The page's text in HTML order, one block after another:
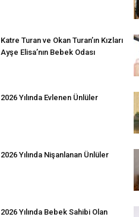
Katre Turan ve Okan Turan’ın Kızları
Ayşe Elisa’nın Bebek Odası
2026 Yılında Evlenen Ünlüler
2026 Yılında Nişanlanan Ünlüler
2026 Yılında Bebek Sahibi Olan